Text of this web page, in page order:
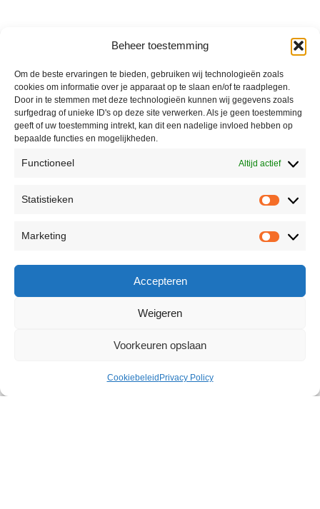
Beheer toestemming
Om de beste ervaringen te bieden, gebruiken wij technologieën zoals
cookies om informatie over je apparaat op te slaan en/of te raadplegen.
Door in te stemmen met deze technologieën kunnen wij gegevens zoals
surfgedrag of unieke ID's op deze site verwerken. Als je geen toestemming
geeft of uw toestemming intrekt, kan dit een nadelige invloed hebben op
bepaalde functies en mogelijkheden.
Functioneel Altijd actief
Statistieken
Marketing
Accepteren
Weigeren
Voorkeuren opslaan
Cookiebeleid Privacy Policy